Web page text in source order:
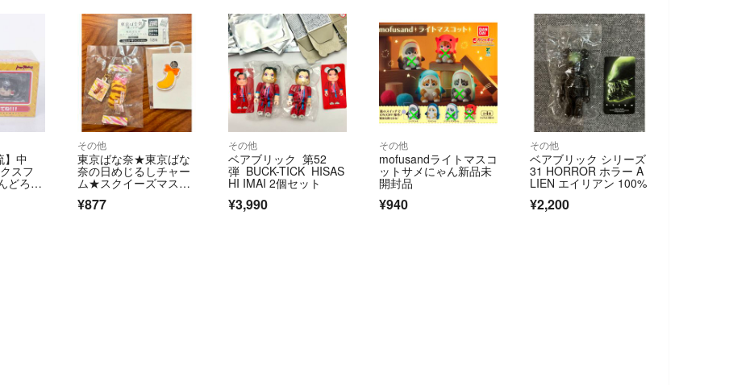
ジキット プラモデ
ル ボークス
】中
スフ
どろい
って
その他
東京ばな奈★東京ばな
奈の日めじるしチャー
ム★スクイーズマスコ
¥877
その他
ベアブリック 第52
弾 BUCK-TICK HISAS
HI IMAI 2個セット
¥3,990
その他
mofusandライトマスコ
ットサメにゃん新品未
開封品
¥940
その他
ベアブリック シリーズ
31 HORROR ホラー A
LIEN エイリアン 100%
¥2,200